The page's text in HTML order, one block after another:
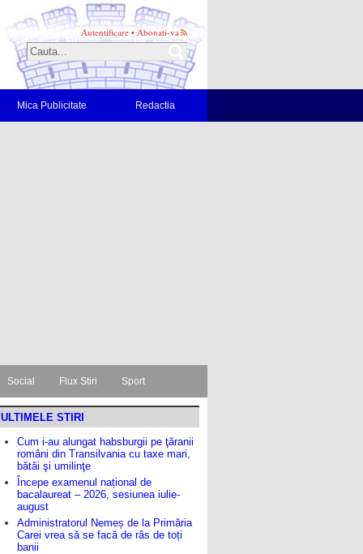
Autentificare • Abonati-va
Mica Publicitate Redactia
Social Flux Stiri Sport
ULTIMELE STIRI
Cum i-au alungat habsburgii pe ţăranii
români din Transilvania cu taxe mari,
bătăi şi umilinţe
Începe examenul național de
bacalaureat – 2026, sesiunea iulie-
august
Administratorul Nemeș de la Primăria
Carei vrea să se facă de râs de toți
banii